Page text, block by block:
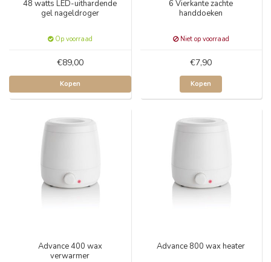
48 watts LED-uithardende
gel nageldroger
Op voorraad
€89,00
Kopen
6 Vierkante zachte
handdoeken
Niet op voorraad
€7,90
Kopen
Advance 400 wax
verwarmer
Advance 800 wax heater